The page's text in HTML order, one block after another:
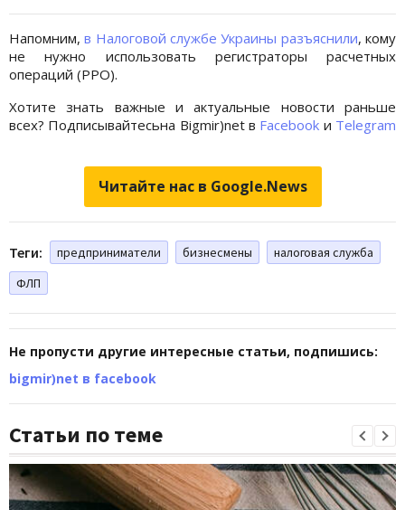
Напомним,в Налоговой службе Украины разъяснили, кому
не нужно использовать регистраторы расчетных
операций (РРО).
Хотите знать важные и актуальные новости раньше
всех? Подписывайтесьна Bigmir)net в Facebook и Telegram
Читайте нас в Google.News
Теги: предприниматели бизнесмены
налоговая служба
ФЛП
Не пропусти другие интересные статьи, подпишись:
bigmir)net в facebook
Статьи по теме